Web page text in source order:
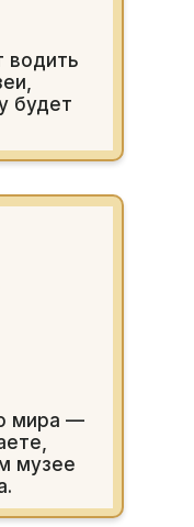
водить
будет
мира —
музее